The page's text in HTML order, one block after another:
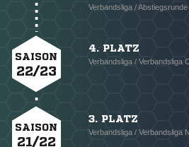
Verbandsliga /
SAISON
22/23
4. PLATZ
Verbandsliga / Verbandsliga
SAISON
21/22
3. PLATZ
Verbandsliga / Verbandsliga